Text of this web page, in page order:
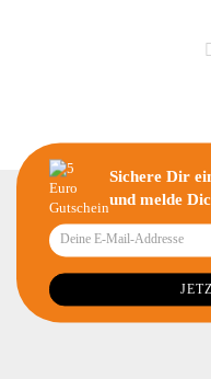
Sichere Dir
und melde